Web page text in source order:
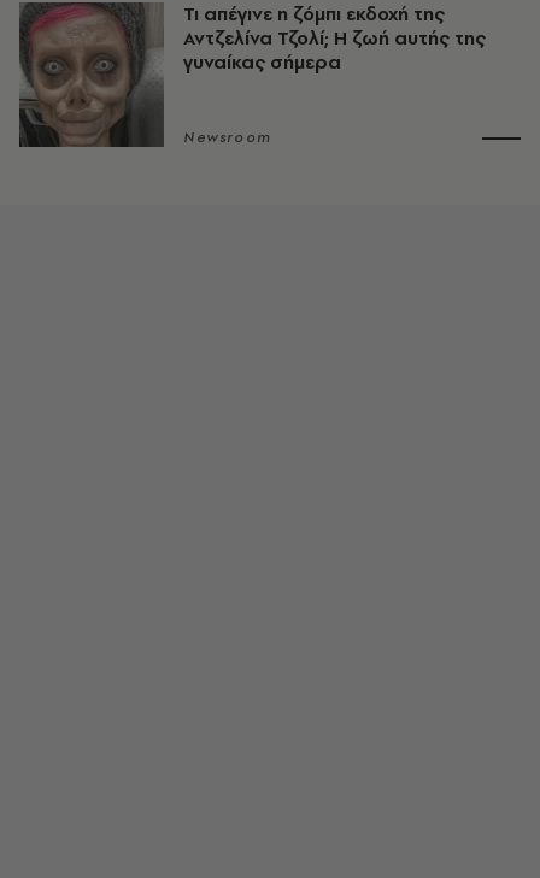
Τι απέγινε η ζόμπι εκδοχή της
Αντζελίνα Τζολί; Η ζωή αυτής της
γυναίκας σήμερα
Newsroom